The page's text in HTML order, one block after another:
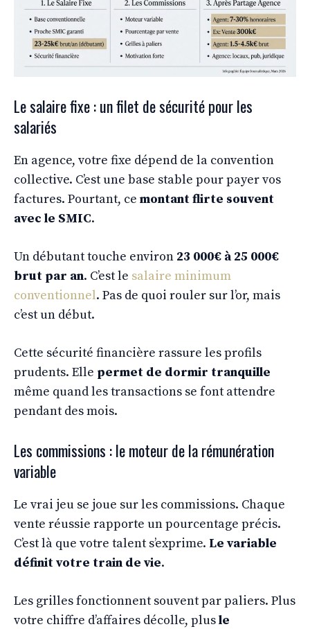
Le salaire fixe : un filet de sécurité pour les
salariés
En agence, votre fixe dépend de la convention
collective. C’est une base stable pour payer vos
factures. Pourtant, ce montant flirte souvent
avec le SMIC.
Un débutant touche environ 23 000€ à 25 000€
brut par an. C’est le salaire minimum
conventionnel. Pas de quoi rouler sur l’or, mais
c’est un début.
Cette sécurité financière rassure les profils
prudents. Elle permet de dormir tranquille
même quand les transactions se font attendre
pendant des mois.
Les commissions : le moteur de la rémunération
variable
Le vrai jeu se joue sur les commissions. Chaque
vente réussie rapporte un pourcentage précis.
C’est là que votre talent s’exprime. Le variable
définit votre train de vie.
Les grilles fonctionnent souvent par paliers. Plus
votre chiffre d’affaires décolle, plusle